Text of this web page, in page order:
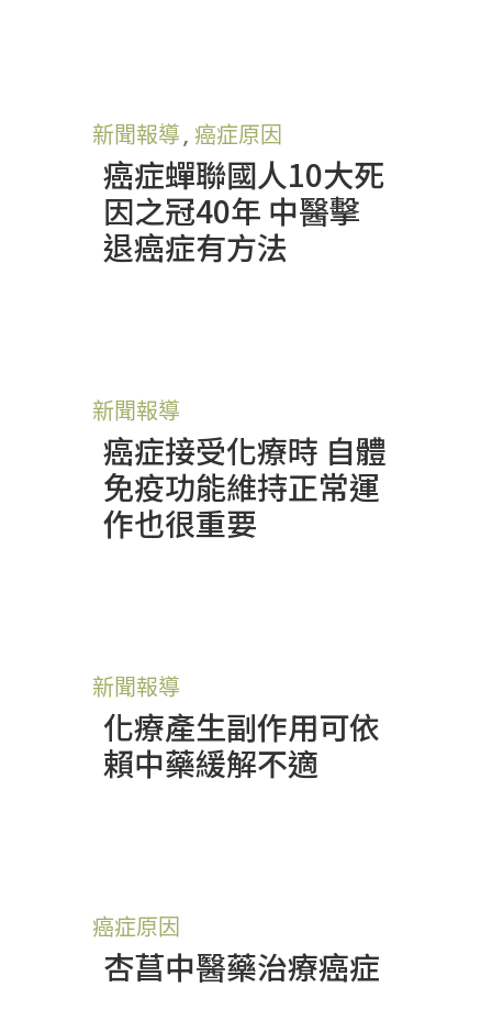
新聞報導, 癌症原因
癌症蟬聯國人10大死
因之冠40年 中醫擊
退癌症有方法
新聞報導
癌症接受化療時 自體
免疫功能維持正常運
作也很重要
新聞報導
化療產生副作用可依
賴中藥緩解不適
癌症原因
杏菖中醫藥治療癌症